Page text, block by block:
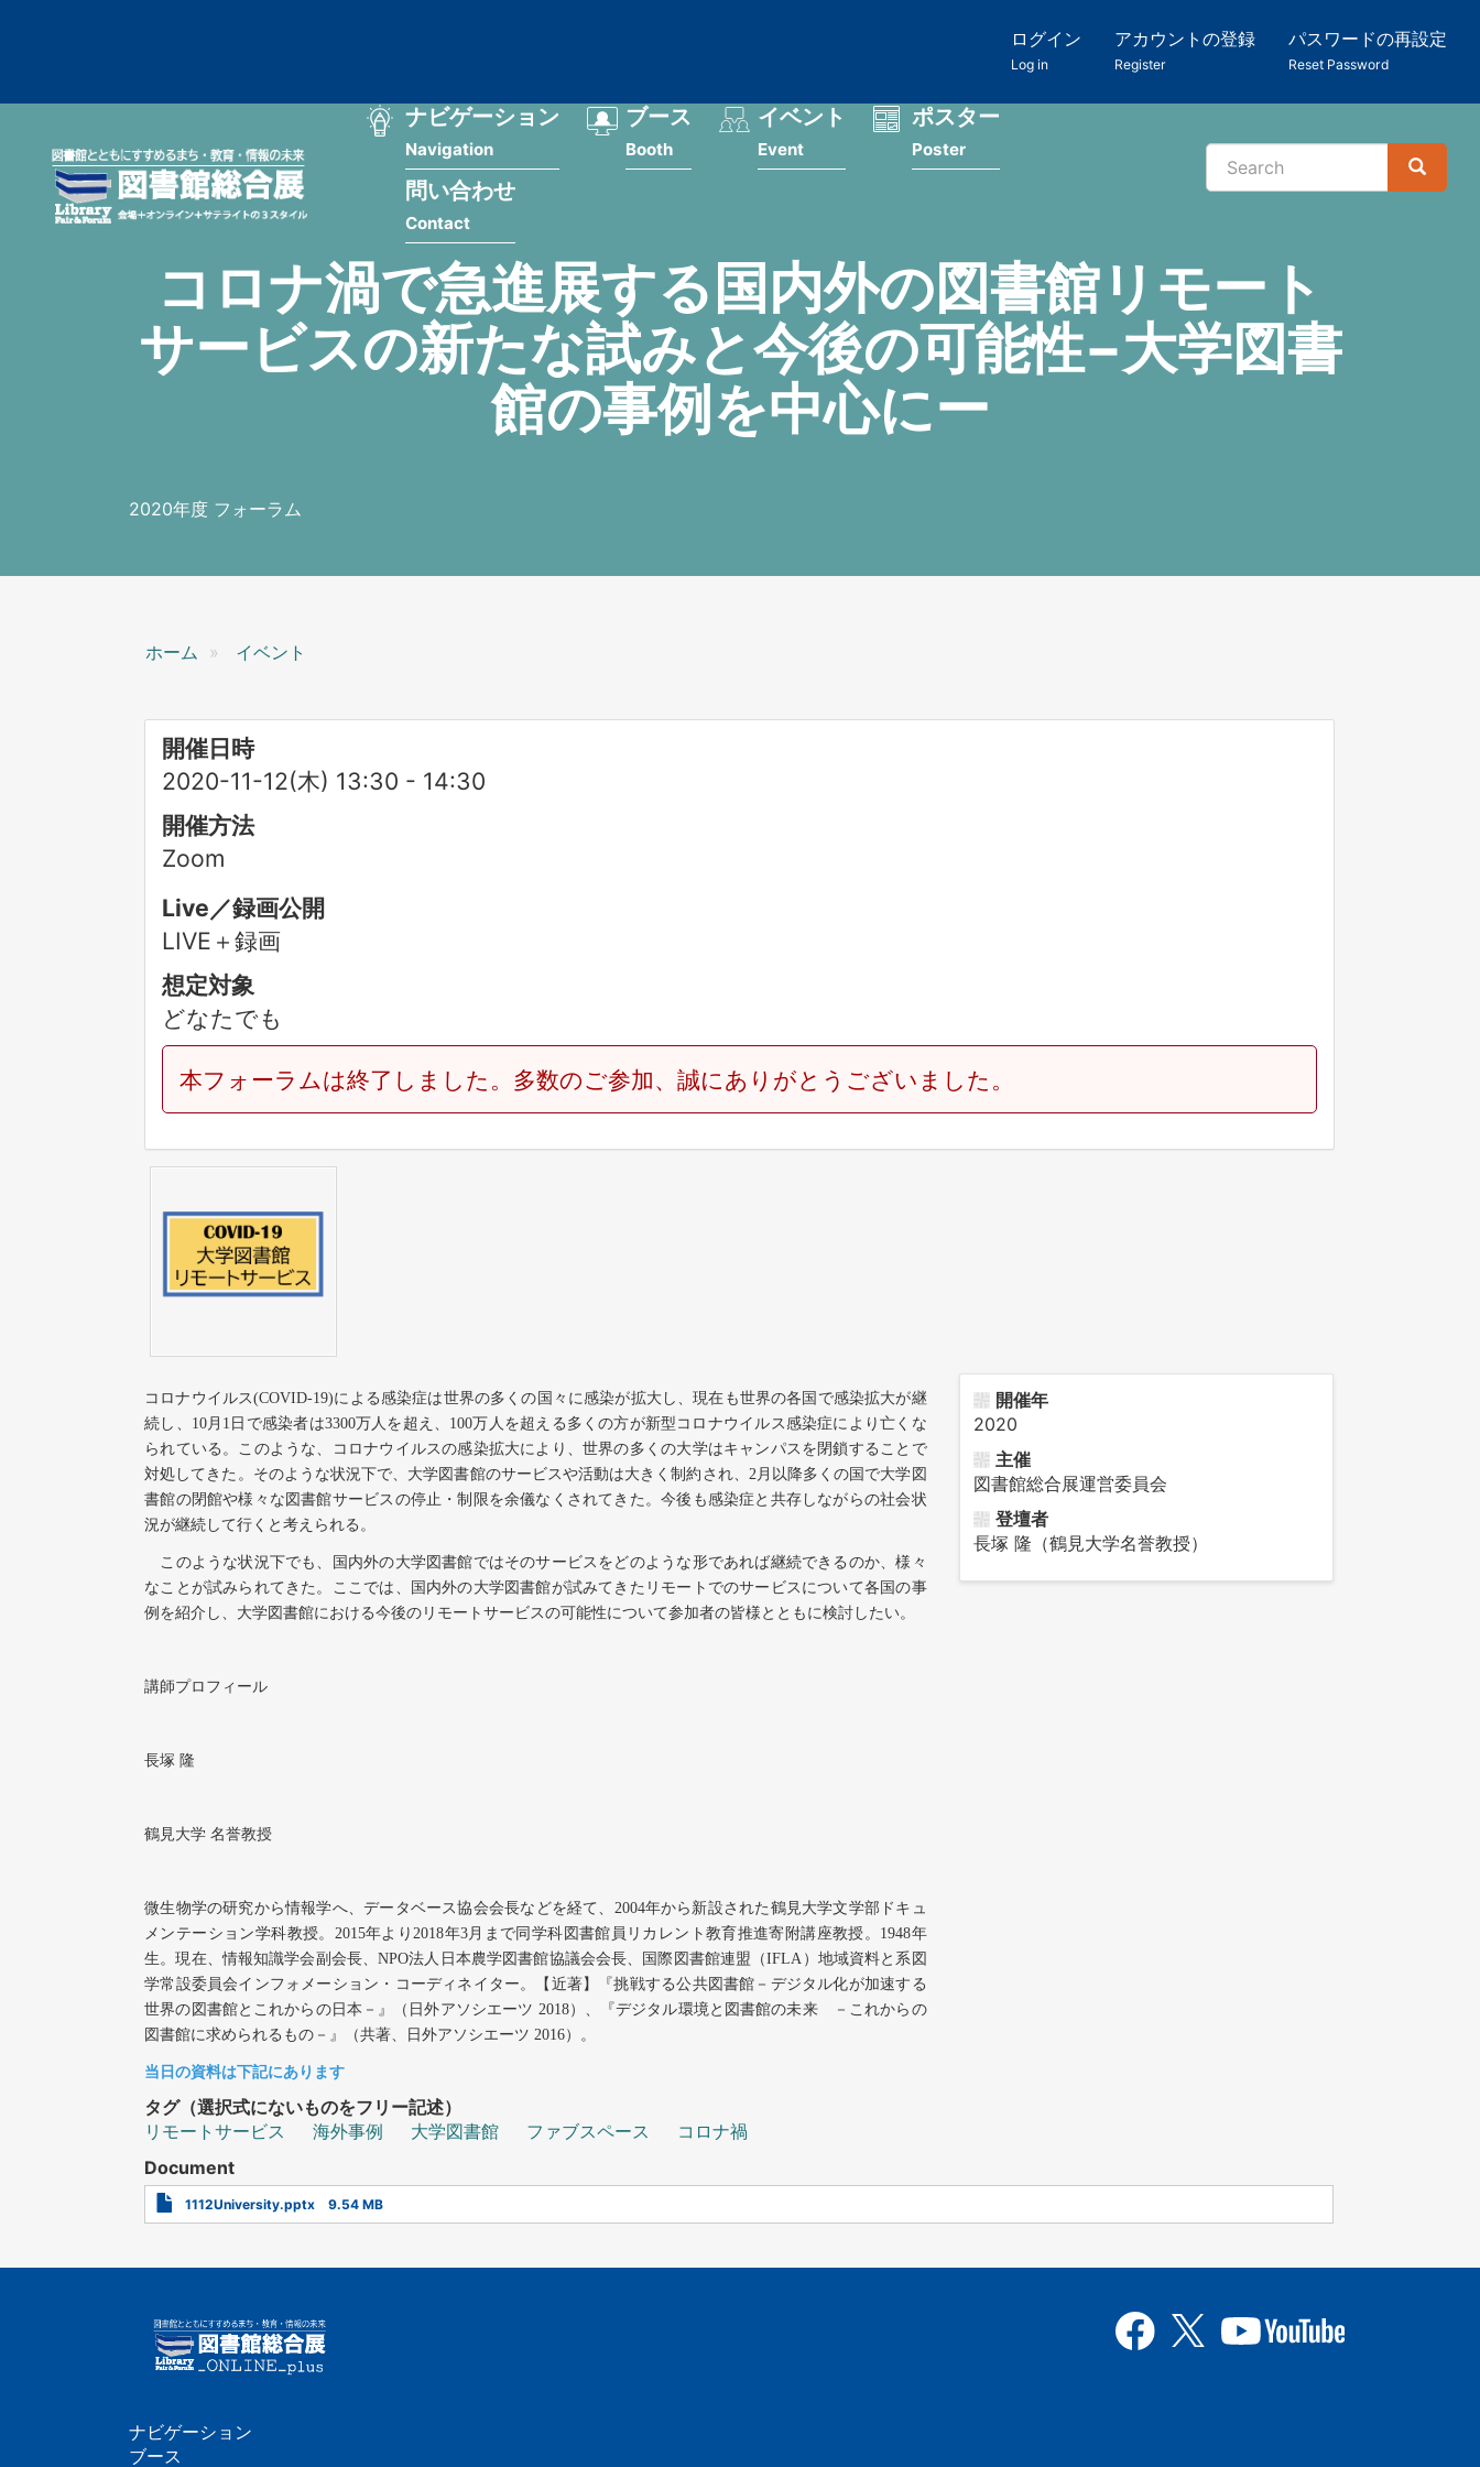
ン
ー
ザ
ログイン
Log in
アカウントの登録
Register
パスワードの再設定
Reset Password
メ
ナ
ビ
ゲ
ー
ナビゲーション
Navigation
ブース
Booth
イベント
Event
ポスター
Poster
問い合わせ
Contact
検
Search
Search
コロナ渦で急進展する国内外の図書館リモート
サービスの新たな試みと今後の可能性−大学図書
館の事例を中心にー
2020年度 フォーラム
ホーム イベント
開催日時
2020-11-12(木) 13:30 - 14:30
開催方法
Zoom
Live／録画公開
LIVE＋録画
想定対象
どなたでも
本フォーラムは終了しました。多数のご参加、誠にありがとうございました。
コロナウイルス(COVID-19)による感染症は世界の多くの国々に感染が拡大し、現在も世界の各国で感染拡大が継
続し、 10月 1 日で感染者は3300万人を超え、 100万人を超える多くの方が新型コロナウイルス感染症により亡くな
られている。このような、コロナウイルスの感染拡大により、世界の多くの大学はキャンパスを閉鎖することで
対処してきた。そのような状況下で、大学図書館のサービスや活動は大きく制約され、 2 月以降多くの国で大学図
書館の閉館や様々な図書館サービスの停止・制限を余儀なくされてきた。今後も感染症と共存しながらの社会状
況が継続して行くと考えられる。
このような状況下でも、国内外の大学図書館ではそのサービスをどのような形であれば継続できるのか、様々
なことが試みられてきた。ここでは、国内外の大学図書館が試みてきたリモートでのサービスについて各国の事
例を紹介し、大学図書館における今後のリモートサービスの可能性について参加者の皆様とともに検討したい。
講師プロフィール
長塚 隆
鶴見大学 名誉教授
微生物学の研究から情報学へ、データベース協会会長などを経て、 2004年から新設された鶴見大学文学部ドキュ
メンテーション学科教授。 2015年より 2018年3月まで同学科図書館員リカレント教育推進寄附講座教授。 1948年
生。現在、情報知識学会副会長、NPO法人日本農学図書館協議会会長、国際図書館連盟（IFLA ）地域資料と系図
学常設委員会インフォメーション・コーディネイター。【近著】『挑戦する公共図書館－デジタル化が加速する
世界の図書館とこれからの日本－』（日外アソシエーツ 2018）、『デジタル環境と図書館の未来 －これからの
図書館に求められるもの－』（共著、日外アソシエーツ 2016）。
当日の資料は下記にあります
タグ（選択式にないものをフリー記述）
リモートサービス
海外事例 大学図書館 ファブスペース コロナ禍
開催年
2020
主催
図書館総合展運営委員会
登壇者
長塚 隆（鶴見大学名誉教授）
Document
1112University.pptx 9.54 MB
ナビゲーション
ブース